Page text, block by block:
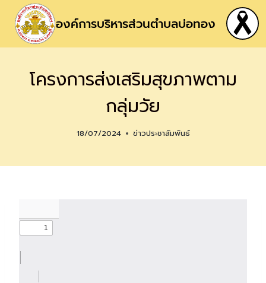
องค์การบริหารส่วนตำบลบ่อทอง
โครงการส่งเสริมสุขภาพตาม
กลุ่มวัย
18/07/2024 ข่าวประชาสัมพันธ์